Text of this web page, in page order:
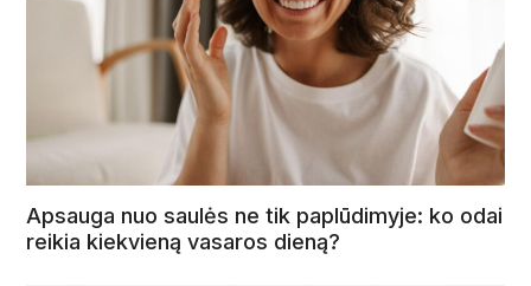
Apsauga nuo saulės ne tik paplūdimyje: ko odai
reikia kiekvieną vasaros dieną?